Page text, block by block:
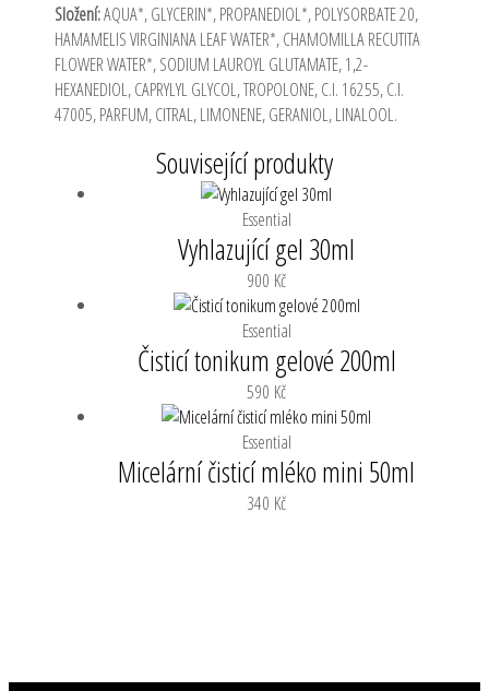
Složení:AQUA*, GLYCERIN*, PROPANEDIOL*, POLYSORBATE 20,
HAMAMELIS VIRGINIANA LEAF WATER*, CHAMOMILLA RECUTITA
FLOWER WATER*, SODIUM LAUROYL GLUTAMATE, 1,2-
HEXANEDIOL, CAPRYLYL GLYCOL, TROPOLONE, C.I. 16255, C.I.
47005, PARFUM, CITRAL, LIMONENE, GERANIOL, LINALOOL.
Související produkty
Essential
Vyhlazující gel 30ml
900 Kč
Essential
Čisticí tonikum gelové 200ml
590 Kč
Essential
Micelární čisticí mléko mini 50ml
340 Kč